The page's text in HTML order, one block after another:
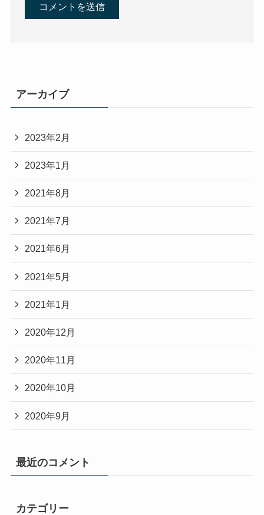
アーカイブ
2023年2月
2023年1月
2021年8月
2021年7月
2021年6月
2021年5月
2021年1月
2020年12月
2020年11月
2020年10月
2020年9月
最近のコメント
カテゴリー